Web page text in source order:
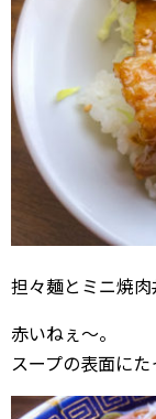
担々麺とミニ焼肉
赤いねぇ〜。
スープの表面にた